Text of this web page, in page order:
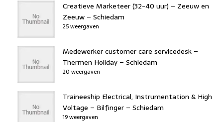
Creatieve Marketeer (32-40 uur) – Zeeuw en
Zeeuw – Schiedam
25 weergaven
Medewerker customer care servicedesk –
Thermen Holiday – Schiedam
20 weergaven
Traineeship Electrical, Instrumentation & High
Voltage – Bilfinger – Schiedam
19 weergaven